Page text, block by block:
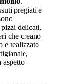
pregiati e
delicati,
che creano
è realizzato
aspetto